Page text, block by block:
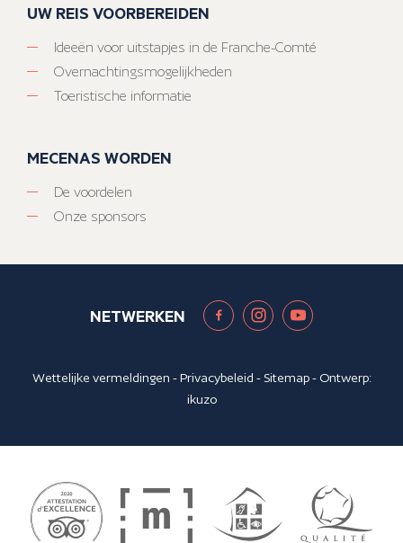
UW REIS VOORBEREIDEN
Ideeën voor uitstapjes in de Franche-Comté
Overnachtingsmogelijkheden
Toeristische informatie
MECENAS WORDEN
De voordelen
Onze sponsors
NETWERKEN
Wettelijke vermeldingen -Privacybeleid - Sitemap- Ontwerp:
ikuzo